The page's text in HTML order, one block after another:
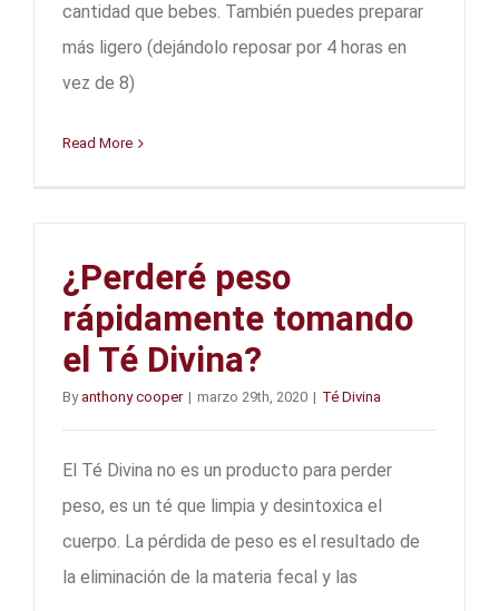
cantidad que bebes. También puedes preparar
más ligero (dejándolo reposar por 4 horas en
vez de 8)
Read More
¿Perderé peso
rápidamente tomando
el Té Divina?
By anthony cooper | marzo 29th, 2020 | Té Divina
El Té Divina no es un producto para perder
peso, es un té que limpia y desintoxica el
cuerpo. La pérdida de peso es el resultado de
la eliminación de la materia fecal y las